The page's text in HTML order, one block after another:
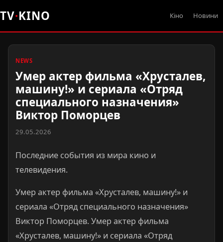
TV·KINO Кіно Новини
NEWS
Умер актер фильма «Хрусталев,
машину!» и сериала «Отряд
специального назначения»
Виктор Поморцев
29.05.2026
Последние события из мира кино и
телевидения.
Умер актер фильма «Хрусталев, машину!» и
сериала «Отряд специального назначения»
Виктор Поморцев. Умер актер фильма
«Хрусталев, машину!» и сериала «Отряд